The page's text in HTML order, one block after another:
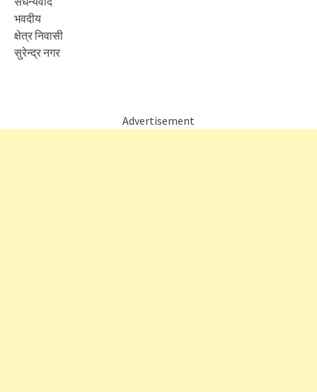
भवदीय
क्षेत्र निवासी
सुरेन्द्र नगर
Advertisement